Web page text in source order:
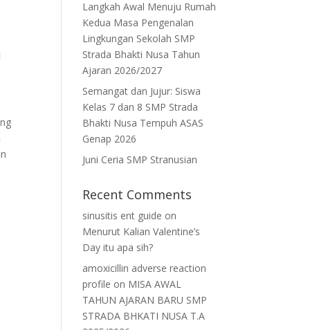
Langkah Awal Menuju Rumah
Kedua Masa Pengenalan
Lingkungan Sekolah SMP
Strada Bhakti Nusa Tahun
Ajaran 2026/2027
Semangat dan Jujur: Siswa
Kelas 7 dan 8 SMP Strada
Bhakti Nusa Tempuh ASAS
Genap 2026
Juni Ceria SMP Stranusian
Recent Comments
sinusitis ent guide on
Menurut Kalian Valentine’s
Day itu apa sih?
amoxicillin adverse reaction
profile on MISA AWAL
TAHUN AJARAN BARU SMP
STRADA BHKATI NUSA T.A